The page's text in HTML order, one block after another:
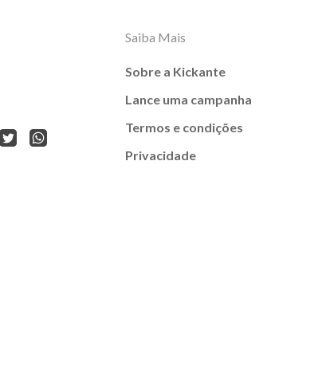
Saiba Mais
Sobre a Kickante
Lance uma campanha
Termos e condições
Privacidade